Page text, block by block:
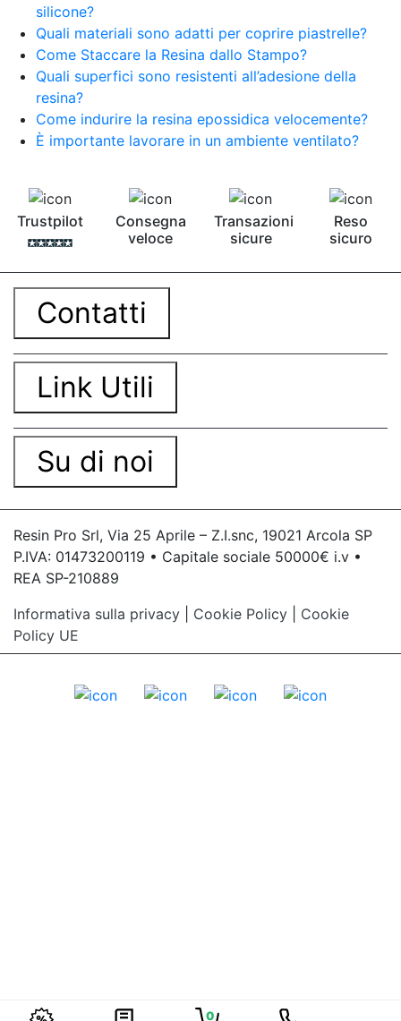
silicone?
Quali materiali sono adatti per coprire piastrelle?
Come Staccare la Resina dallo Stampo?
Quali superfici sono resistenti all’adesione della
resina?
Come indurire la resina epossidica velocemente?
È importante lavorare in un ambiente ventilato?
Trustpilot
Consegna
veloce
Transazioni
sicure
Reso
sicuro
Contatti
Link Utili
Su di noi
Resin Pro Srl, Via 25 Aprile – Z.I.snc, 19021 Arcola SP
P.IVA: 01473200119 • Capitale sociale 50000€ i.v •
REA SP-210889
Informativa sulla privacy
Cookie Policy
Cookie
Policy UE
0